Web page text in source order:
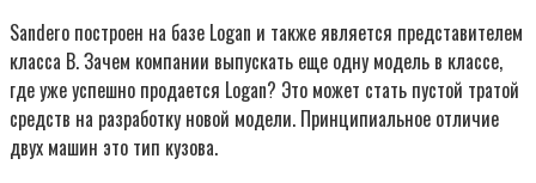
Sandero построен на базе Logan и также является представителем
класса B. Зачем компании выпускать еще одну модель в классе,
где уже успешно продается Logan? Это может стать пустой тратой
средств на разработку новой модели. Принципиальное отличие
двух машин это тип кузова.